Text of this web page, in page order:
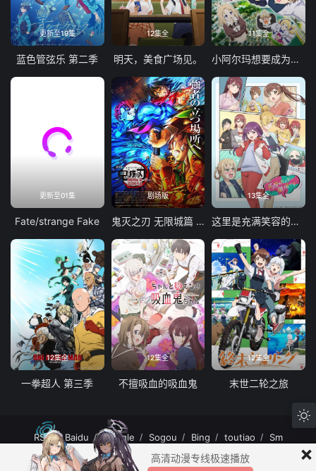
更新至19集
蓝色管弦乐 第二季
12集全
明天，美食广场见。
11集全
小阿尔玛想要成为家人
更新至01集
Fate/strange Fake
剧场版
鬼灭之刃 无限城篇 第一章 猗窝座再袭
13集全
这里是充满笑容的职场。
12集全
一拳超人 第三季
12集全
不擅吸血的吸血鬼
12集全
末世二轮之旅
RSS Baidu Google Sogou Bing toutiao Sm
MuteFun动漫网站-无声乐趣-(゜-゜)つロ 干杯~MuteFun动漫网站所有内容均来
自互联网分享站点所提供的公开引用资源，未提供资源上传、存储服务。
×
高清动漫专线极速播放